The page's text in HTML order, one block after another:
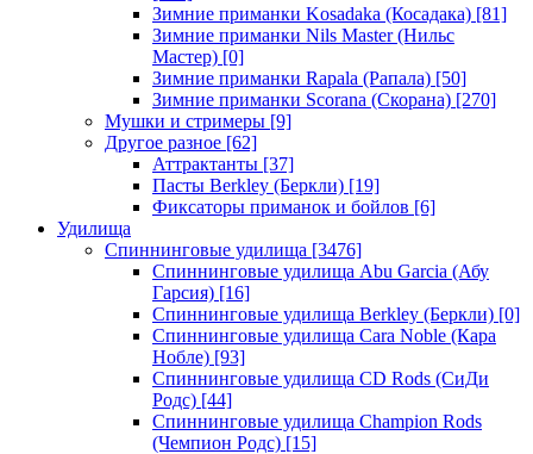
Зимние приманки Kosadaka (Косадака) [81]
Зимние приманки Nils Master (Нильс
Мастер) [0]
Зимние приманки Rapala (Рапала) [50]
Зимние приманки Scorana (Скорана) [270]
Мушки и стримеры [9]
Другое разное [62]
Аттрактанты [37]
Пасты Berkley (Беркли) [19]
Фиксаторы приманок и бойлов [6]
Удилища
Спиннинговые удилища [3476]
Спиннинговые удилища Abu Garcia (Абу
Гарсия) [16]
Спиннинговые удилища Berkley (Беркли) [0]
Спиннинговые удилища Cara Noble (Кара
Нобле) [93]
Спиннинговые удилища CD Rods (СиДи
Родс) [44]
Спиннинговые удилища Champion Rods
(Чемпион Родс) [15]